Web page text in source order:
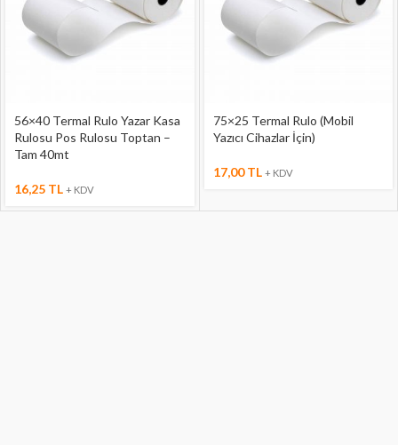
56×40 Termal Rulo Yazar Kasa
Rulosu Pos Rulosu Toptan –
Tam 40mt
16,25 TL + KDV
75×25 Termal Rulo (Mobil
Yazıcı Cihazlar İçin)
17,00TL + KDV